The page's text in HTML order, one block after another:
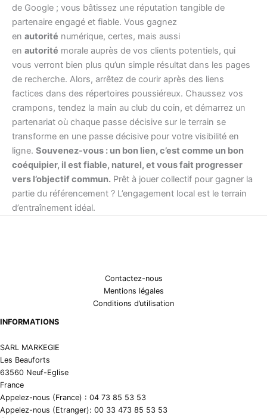
de Google ; vous bâtissez une réputation tangible de
partenaire engagé et fiable. Vous gagnez
en autorité numérique, certes, mais aussi
en autorité morale auprès de vos clients potentiels, qui
vous verront bien plus qu’un simple résultat dans les pages
de recherche. Alors, arrêtez de courir après des liens
factices dans des répertoires poussiéreux. Chaussez vos
crampons, tendez la main au club du coin, et démarrez un
partenariat où chaque passe décisive sur le terrain se
transforme en une passe décisive pour votre visibilité en
ligne. Souvenez-vous : un bon lien, c’est comme un bon
coéquipier, il est fiable, naturel, et vous fait progresser
vers l’objectif commun. Prêt à jouer collectif pour gagner la
partie du référencement ? L’engagement local est le terrain
d’entraînement idéal.
Contactez-nous
Mentions légales
Conditions d’utilisation
INFORMATIONS
SARL MARKEGIE
Les Beauforts
63560 Neuf-Eglise
France
Appelez-nous (France) : 04 73 85 53 53
Appelez-nous (Etranger): 00 33 473 85 53 53